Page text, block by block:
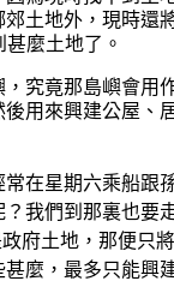
土地外，現時還
麼土地了。
究竟那島嶼會用
用來興建公屋、
在星期六乘船跟
我們到那裏也要
府土地，那便只
麼，最多只能興